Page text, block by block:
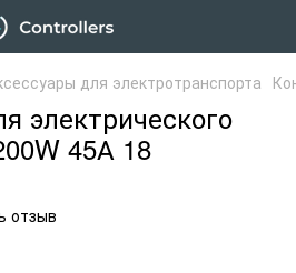
для электротранспорта
электрического
45А 18
отзыв